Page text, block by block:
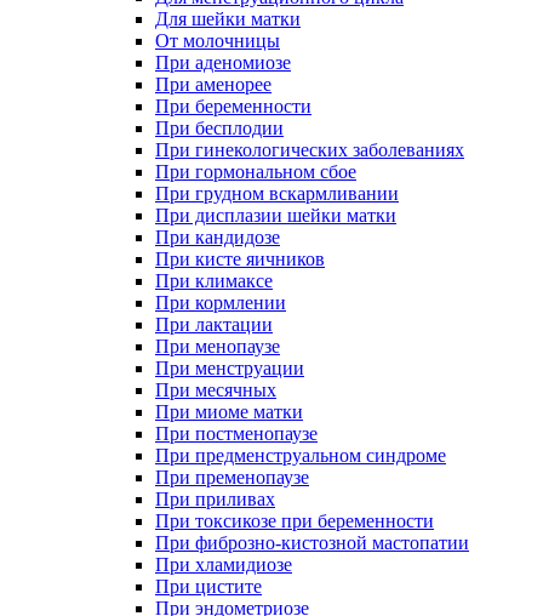
Для шейки матки
От молочницы
При аденомиозе
При аменорее
При беременности
При бесплодии
При гинекологических заболеваниях
При гормональном сбое
При грудном вскармливании
При дисплазии шейки матки
При кандидозе
При кисте яичников
При климаксе
При кормлении
При лактации
При менопаузе
При менструации
При месячных
При миоме матки
При постменопаузе
При предменструальном синдроме
При пременопаузе
При приливах
При токсикозе при беременности
При фиброзно-кистозной мастопатии
При хламидиозе
При цистите
При эндометриозе